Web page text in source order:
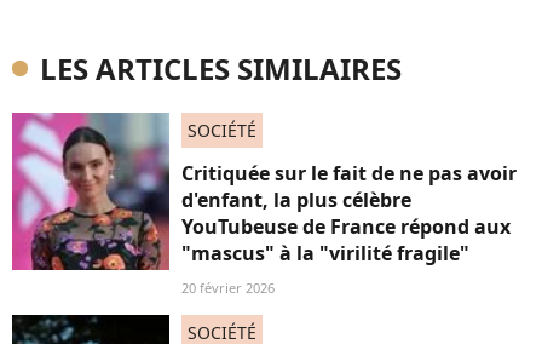
LES ARTICLES SIMILAIRES
SOCIÉTÉ
Critiquée sur le fait de ne pas avoir
d'enfant, la plus célèbre
YouTubeuse de France répond aux
"mascus" à la "virilité fragile"
20 février 2026
SOCIÉTÉ